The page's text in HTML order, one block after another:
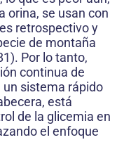
orina, se usan con
retrospectivo y
de montaña
Por lo tanto,
continua de
un sistema rápido
está
de la glicemia en
el enfoque